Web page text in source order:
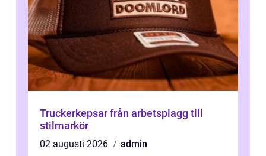
Truckerkepsar från arbetsplagg till
stilmarkör
02 augusti 2026
admin